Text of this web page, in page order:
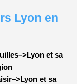
Lyon en
et sa
et sa